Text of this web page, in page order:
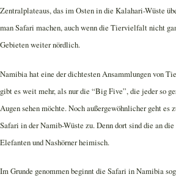
Zentralplateaus, das im Osten in die Kalahari-Wüste
man Safari machen, auch wenn die Tiervielfalt nicht
Gebieten weiter nördlich.
Namibia hat eine der dichtesten Ansammlungen von
gibt es weit mehr, als nur die “Big Five”, die jeder so
Augen sehen möchte. Noch außergewöhnlicher geht
Safari in der Namib-Wüste zu. Denn dort sind die an die
Elefanten und Nashörner heimisch.
Im Grunde genommen beginnt die Safari in Namibia